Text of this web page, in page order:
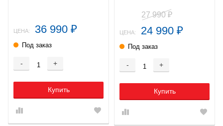
ЦЕНА: 36 990 ₽
Под заказ
- +
Купить
27 990 ₽
ЦЕНА: 24 990 ₽
Под заказ
- +
Купить